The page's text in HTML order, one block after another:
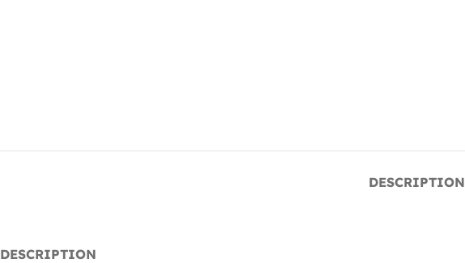
DESCRIPTION
DESCRIPTION